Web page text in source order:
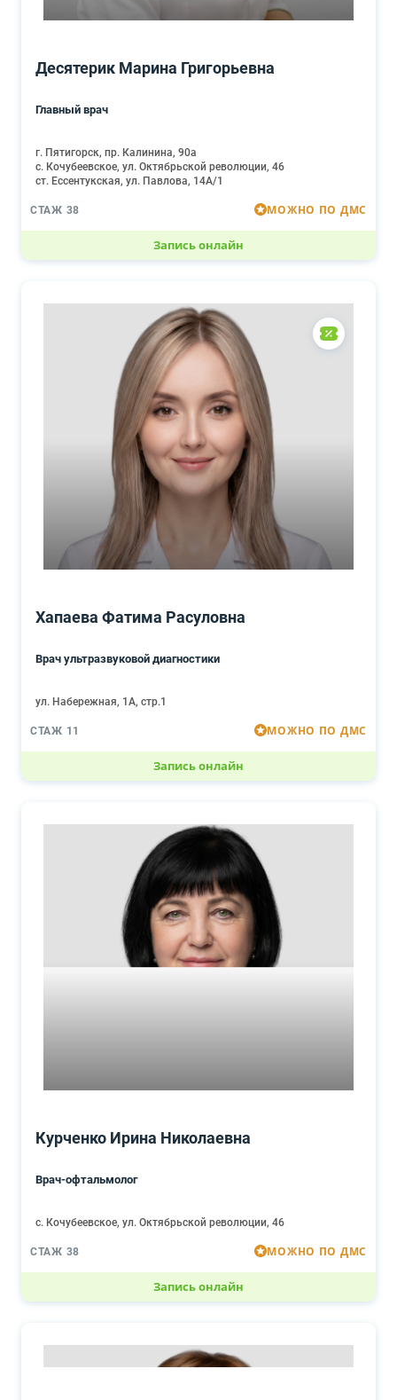
Десятерик Марина Григорьевна
Главный врач
г. Пятигорск, пр. Калинина, 90а
с. Кочубеевское, ул. Октябрьской революции, 46
ст. Ессентукская, ул. Павлова, 14А/1
СТАЖ 38 МОЖНО ПО ДМС
Запись онлайн
Хапаева Фатима Расуловна
Врач ультразвуковой диагностики
ул. Набережная, 1А, стр.1
СТАЖ 11 МОЖНО ПО ДМС
Запись онлайн
Курченко Ирина Николаевна
Врач-офтальмолог
с. Кочубеевское, ул. Октябрьской революции, 46
СТАЖ 38 МОЖНО ПО ДМС
Запись онлайн